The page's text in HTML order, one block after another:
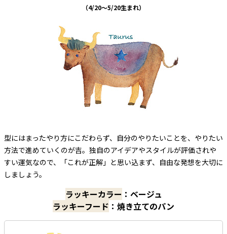
（4/20～5/20生まれ）
型にはまったやり方にこだわらず、自分のやりたいことを、やりたい
方法で進めていくのが吉。独自のアイデアやスタイルが評価されや
すい運気なので、「これが正解」と思い込まず、自由な発想を大切に
しましょう。
ラッキーカラー ：ベージュ
ラッキーフード ：焼き立てのパン